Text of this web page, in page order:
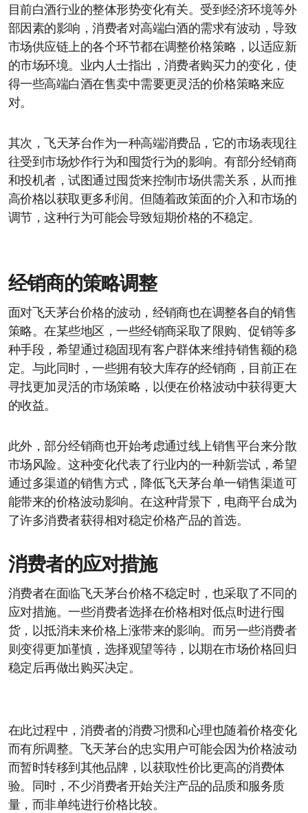
目前白酒行业的整体形势变化有关。受到经济环境等外
部因素的影响，消费者对高端白酒的需求有波动，导致
市场供应链上的各个环节都在调整价格策略，以适应新
的市场环境。业内人士指出，消费者购买力的变化，使
得一些高端白酒在售卖中需要更灵活的价格策略来应
对。
其次，飞天茅台作为一种高端消费品，它的市场表现往
往受到市场炒作行为和囤货行为的影响。有部分经销商
和投机者，试图通过囤货来控制市场供需关系，从而推
高价格以获取更多利润。但随着政策面的介入和市场的
调节，这种行为可能会导致短期价格的不稳定。
经销商的策略调整
面对飞天茅台价格的波动，经销商也在调整各自的销售
策略。在某些地区，一些经销商采取了限购、促销等多
种手段，希望通过稳固现有客户群体来维持销售额的稳
定。与此同时，一些拥有较大库存的经销商，目前正在
寻找更加灵活的市场策略，以便在价格波动中获得更大
的收益。
此外，部分经销商也开始考虑通过线上销售平台来分散
市场风险。这种变化代表了行业内的一种新尝试，希望
通过多渠道的销售方式，降低飞天茅台单一销售渠道可
能带来的价格波动影响。在这种背景下，电商平台成为
了许多消费者获得相对稳定价格产品的首选。
消费者的应对措施
消费者在面临飞天茅台价格不稳定时，也采取了不同的
应对措施。一些消费者选择在价格相对低点时进行囤
货，以抵消未来价格上涨带来的影响。而另一些消费者
则变得更加谨慎，选择观望等待，以期在市场价格回归
稳定后再做出购买决定。
在此过程中，消费者的消费习惯和心理也随着价格变化
而有所调整。飞天茅台的忠实用户可能会因为价格波动
而暂时转移到其他品牌，以获取性价比更高的消费体
验。同时，不少消费者开始关注产品的品质和服务质
量，而非单纯进行价格比较。